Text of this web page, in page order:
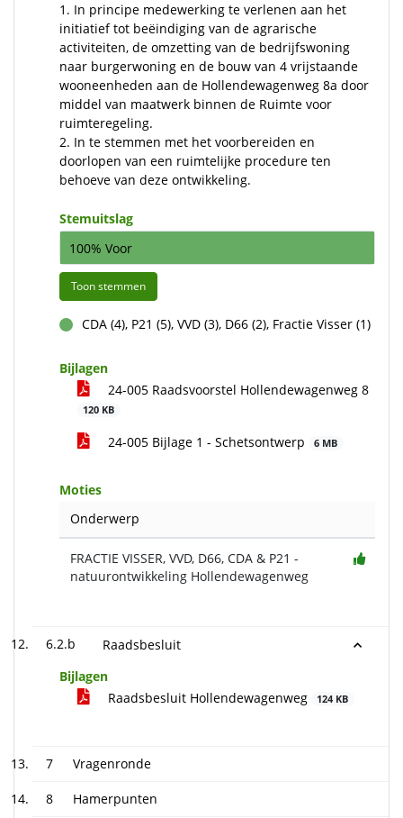
1. In principe medewerking te verlenen aan het
initiatief tot beëindiging van de agrarische
activiteiten, de omzetting van de bedrijfswoning
naar burgerwoning en de bouw van 4 vrijstaande
wooneenheden aan de Hollendewagenweg 8a door
middel van maatwerk binnen de Ruimte voor
ruimteregeling.
2. In te stemmen met het voorbereiden en
doorlopen van een ruimtelijke procedure ten
behoeve van deze ontwikkeling.
Stemuitslag
100% Voor
Toon stemmen
voor
CDA (4), P21 (5), VVD (3), D66 (2), Fractie Visser (1)
Bijlagen
24-005 Raadsvoorstel Hollendewagenweg 8
120 KB
24-005 Bijlage 1 - Schetsontwerp 6 MB
Moties
Onderwerp
FRACTIE VISSER, VVD, D66, CDA & P21 -
natuurontwikkeling Hollendewagenweg
6.2.b
Raadsbesluit
Bijlagen
Raadsbesluit Hollendewagenweg
124 KB
7 Vragenronde
8 Hamerpunten